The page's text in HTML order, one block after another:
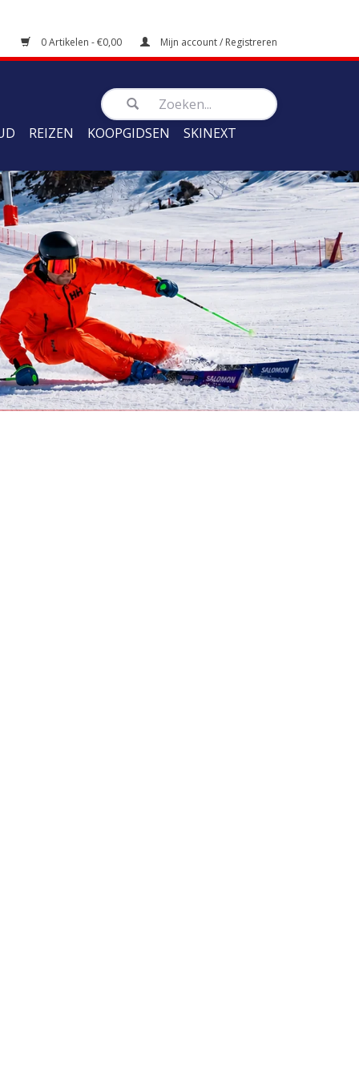
0 Artikelen - €0,00 Mijn account / Registreren
REIZEN KOOPGIDSEN SKINEXT